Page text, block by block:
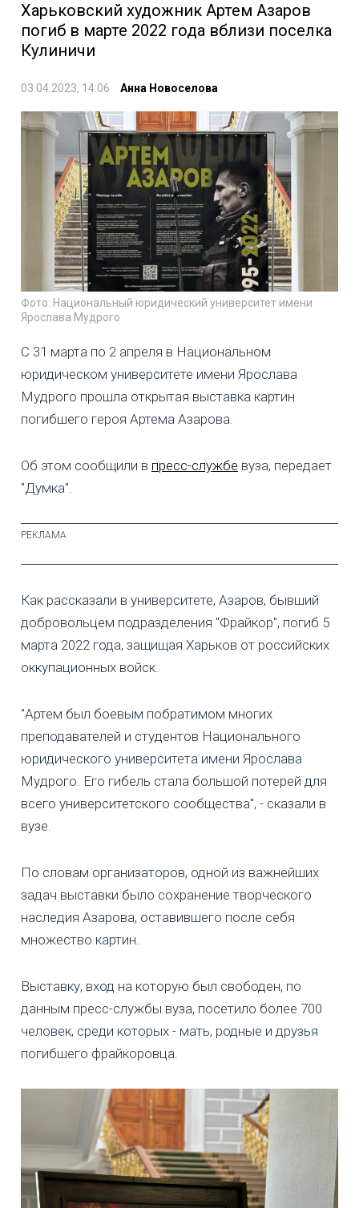
Харьковский художник Артем Азаров
погиб в марте 2022 года вблизи поселка
Кулиничи
03.04.2023, 14:06 Анна Новоселова
Фото: Национальный юридический университет имени
Ярослава Мудрого
С 31 марта по 2 апреля в Национальном
юридическом университете имени Ярослава
Мудрого прошла открытая выставка картин
погибшего героя Артема Азарова.
Об этом сообщили в пресс-службе вуза, передает
"Думка".
Как рассказали в университете, Азаров, бывший
добровольцем подразделения "Фрайкор", погиб 5
марта 2022 года, защищая Харьков от российских
оккупационных войск.
"Артем был боевым побратимом многих
преподавателей и студентов Национального
юридического университета имени Ярослава
Мудрого. Его гибель стала большой потерей для
всего университетского сообщества", - сказали в
вузе.
По словам организаторов, одной из важнейших
задач выставки было сохранение творческого
наследия Азарова, оставившего после себя
множество картин.
Выставку, вход на которую был свободен, по
данным пресс-службы вуза, посетило более 700
человек, среди которых - мать, родные и друзья
погибшего фрайкоровца.